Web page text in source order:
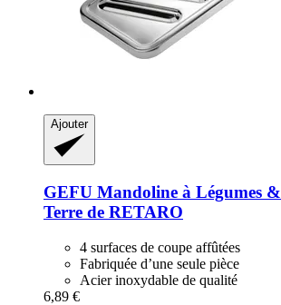
Ajouter
GEFU Mandoline à Légumes
Terre de RETARO
4 surfaces de coupe affûtées
Fabriquée d’une seule pièce
Acier inoxydable de qualité
6,89 €